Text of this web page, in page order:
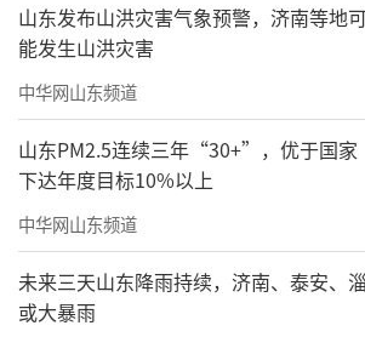
山东发布山洪灾害气象预警，济南等地
能发生山洪灾害
中华网山东频道
山东PM2.5连续三年“30+”，优于国家
下达年度目标10%以上
中华网山东频道
未来三天山东降雨持续，济南、泰安、
或大暴雨